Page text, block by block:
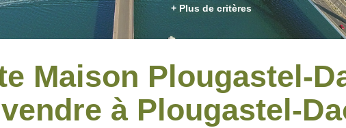
+ Plus de critères
Maison Plougastel-
vendre à Plougastel-